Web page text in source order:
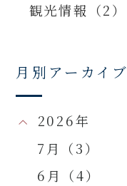
観光情報（2）
月別アーカイブ
2026年
7月（3）
6月（4）